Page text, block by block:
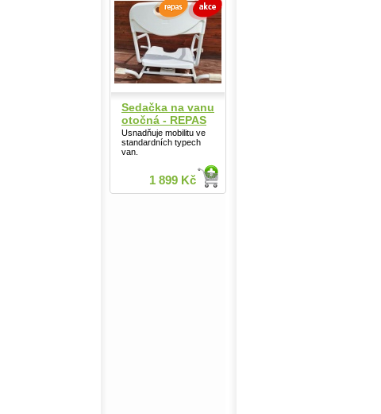
Sedačka na vanu
otočná - REPAS
Usnadňuje mobilitu ve
standardních typech
van.
1 899 Kč